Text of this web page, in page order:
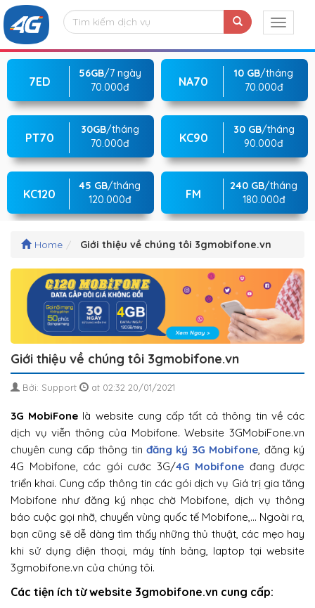
7ED
56GB/7 ngày
70.000đ
NA70
10 GB/tháng
70.000đ
PT70
30GB/tháng
70.000đ
KC90
30 GB/tháng
90.000đ
KC120
45 GB/tháng
120.000đ
FM
240 GB/tháng
180.000đ
Home Giới thiệu về chúng tôi 3gmobifone.vn
Giới thiệu về chúng tôi 3gmobifone.vn
Bởi: Support at 02:32 20/01/2021
3G MobiFone là website cung cấp tất cả thông tin về các
dịch vụ viễn thông của Mobifone. Website 3GMobiFone.vn
chuyên cung cấp thông tin đăng ký 3G Mobifone, đăng ký
4G Mobifone, các gói cước 3G/4G Mobifone đang được
triển khai. Cung cấp thông tin các gói dịch vụ Giá trị gia tăng
Mobifone như đăng ký nhạc chờ Mobifone, dịch vụ thông
báo cuộc gọi nhỡ, chuyển vùng quốc tế Mobifone,… Ngoài ra,
bạn cũng sẽ dễ dàng tìm thấy những thủ thuật, các mẹo hay
khi sử dụng điện thoại, máy tính bảng, laptop tại website
3gmobifone.vn của chúng tôi.
Các tiện ích từ website 3gmobifone.vn cung cấp: